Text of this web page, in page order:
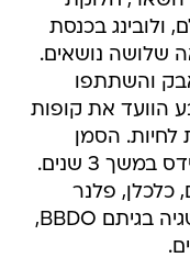
ולובינג בכנסת
שלושה נושאים.
והשתתפו
הוועד את קופות
לחיות. הסמן
משמש כיו"ר הוועד למלחמה באיידס במשך 3 שנים.
כלכלן, פלנר
ומנהל מחלקת המחקר והאסטרטגיה בגיתם BBDO,